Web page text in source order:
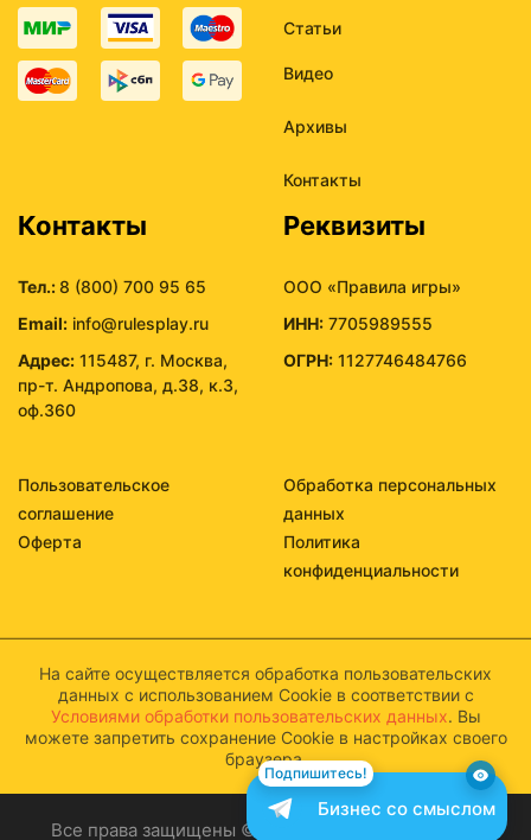
Статьи
Видео
Архивы
Контакты
Контакты
Тел.:8 (800) 700 95 65
Email: info@rulesplay.ru
Адрес: 115487, г. Москва,
пр-т. Андропова, д.38, к.3,
оф.360
Реквизиты
ООО «Правила игры»
ИНН: 7705989555
ОГРН: 1127746484766
Пользовательское
соглашение
Обработка персональных
данных
Оферта
Политика
конфиденциальности
На сайте осуществляется обработка пользовательских
данных с использованием Cookie в соответствии с
Условиями обработки пользовательских данных. Вы
можете запретить сохранение Cookie в настройках своего
браузера.
Все права защищены © 2026 Бизнес со смыслом
Бизнес со смыслом
Подпишитесь!